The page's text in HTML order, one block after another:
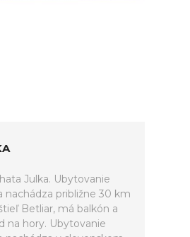
Julka. Ubytovanie
nachádza približne 30 km
Betliar, má balkón a
na hory. Ubytovanie